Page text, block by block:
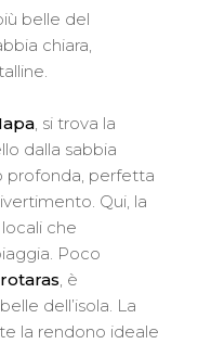
belle del
chiara,
, si trova la
dalla sabbia
profonda, perfetta
Qui, la
che
Poco
, è
dell’isola. La
la rendono ideale